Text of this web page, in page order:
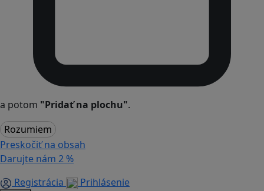
a potom "Pridať na plochu".
Rozumiem
Preskočiť na obsah
Darujte nám 2 %
Registrácia
Prihlásenie